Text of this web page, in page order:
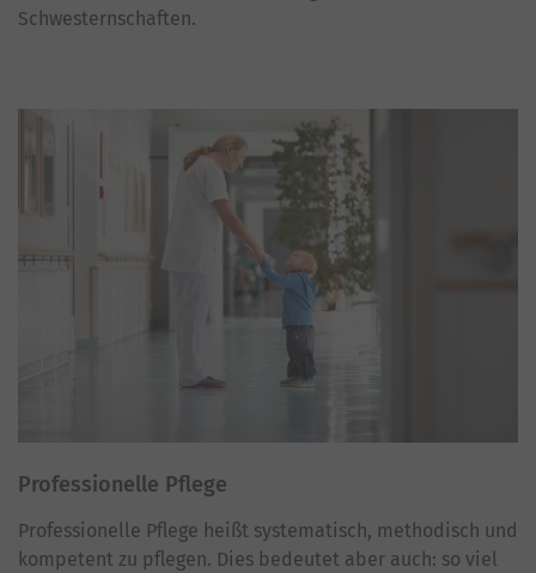
Schwesternschaften.
Professionelle Pflege
Professionelle Pflege heißt systematisch, methodisch und
kompetent zu pflegen. Dies bedeutet aber auch: so viel